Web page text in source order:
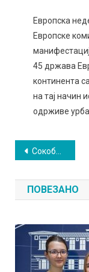
Европска
Европске
45 држава
континента
на тај начин
одрживе
Кретање
чланка
Сокобањско позориште на фестивалу у Шиду
ПОВЕЗАНО